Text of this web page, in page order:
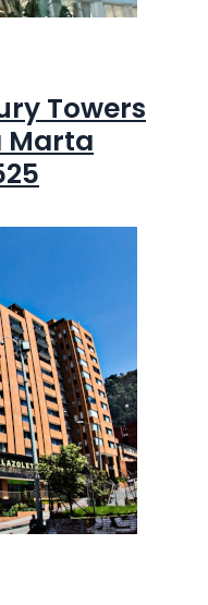
Towers
Marta